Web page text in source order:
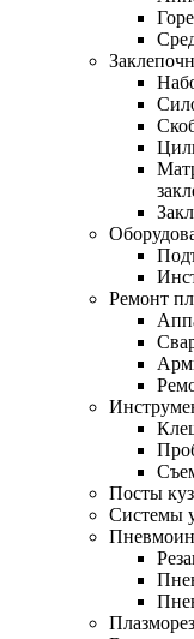
Ремонт
Посты
Системы